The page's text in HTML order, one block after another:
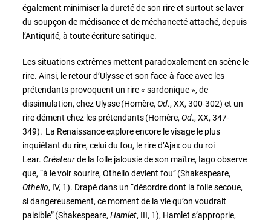
également minimiser la dureté de son rire et surtout se laver
du soupçon de médisance et de méchanceté attaché, depuis
l’Antiquité, à toute écriture satirique.
Les situations extrêmes mettent paradoxalement en scène le
rire. Ainsi, le retour d’Ulysse et son face-à-face avec les
prétendants provoquent un rire « sardonique », de
dissimulation, chez Ulysse (Homère, Od., XX, 300-302) et un
rire dément chez les prétendants (Homère, Od., XX, 347-
349). La Renaissance explore encore le visage le plus
inquiétant du rire, celui du fou, le rire d’Ajax ou du roi
Lear. Créateurde la folle jalousie de son maître, Iago observe
que, “à le voir sourire, Othello devient fou” (Shakespeare,
Othello, IV, 1). Drapé dans un “désordre dont la folie secoue,
si dangereusement, ce moment de la vie qu’on voudrait
paisible” (Shakespeare, Hamlet, III, 1), Hamlet s’approprie,